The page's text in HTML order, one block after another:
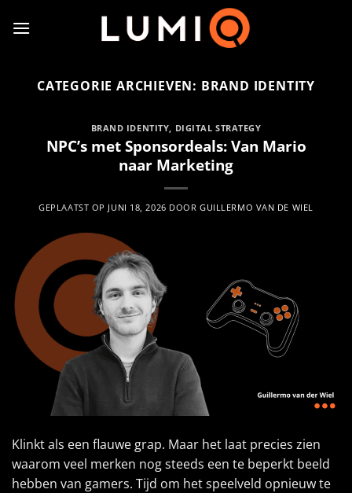
naar
CATEGORIE ARCHIEVEN: BRAND IDENTITY
BRAND IDENTITY, DIGITAL STRATEGY
NPC’s met Sponsordeals: Van Mario
naar Marketing
GEPLAATST OP JUNI 18, 2026 DOORGUILLERMO VAN DE WIEL
Klinkt als een flauwe grap. Maar het laat precies zien
waarom veel merken nog steeds een te beperkt beeld
hebben van gamers. Tijd om het speelveld opnieuw te